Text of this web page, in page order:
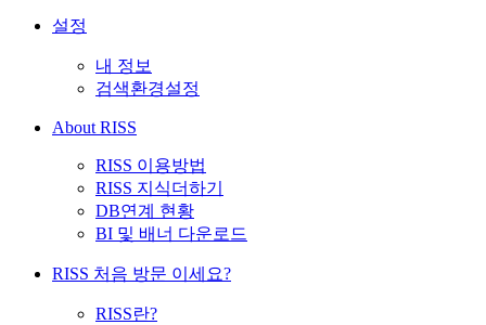
설정
내 정보
검색환경설정
About RISS
RISS 이용방법
RISS 지식더하기
DB연계 현황
BI 및 배너 다운로드
RISS 처음 방문 이세요?
RISS란?